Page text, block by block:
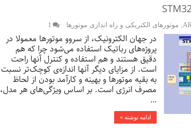
موتورهای الکتریکی و راه اندازی موتورها 1
در جهان الکترونیک، از سروو موتورها معمولا در
پروژه‌های رباتیک استفاده می‌شود چرا که هم
دقیق هستند و هم استفاده و کنترل آنها راحت
است. از مزایای دیگر آنها اندازه‌ی کوچک‌‌تر نسبت
به بقیه موتورها و بهینه و کارآمد بودن از لحاظ
مصرف انرژی‌ است. بر اساس ویژگی‌های هر مدل،
…
ادامه نوشته »